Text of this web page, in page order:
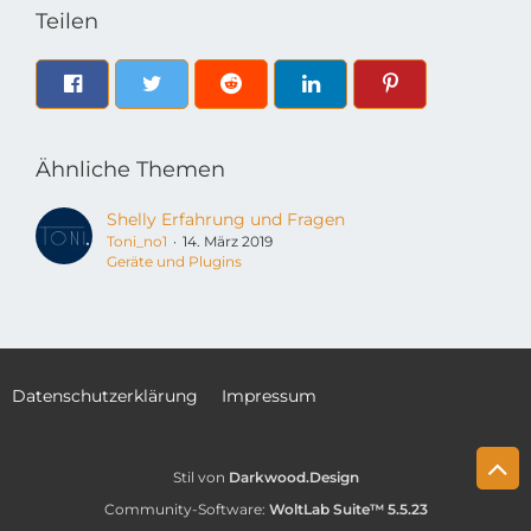
Teilen
Ähnliche Themen
Shelly Erfahrung und Fragen
Toni_no1
14. März 2019
Geräte und Plugins
Datenschutzerklärung Impressum
Stil von Darkwood.Design
Community-Software: WoltLab Suite™ 5.5.23